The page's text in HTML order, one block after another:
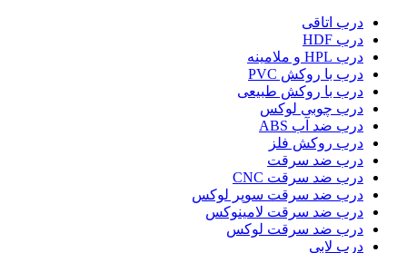
درب اتاقی
درب HDF
درب HPL و ملامینه
درب با روکش PVC
درب با روکش طبیعی
درب چوبی لوکس
درب ضد آب ABS
درب روکش فلز
درب ضد سرقت
درب ضد سرقت CNC
درب ضد سرقت سوپر لوکس
درب ضد سرقت لامینوکس
درب ضد سرقت لوکس
درب لابی